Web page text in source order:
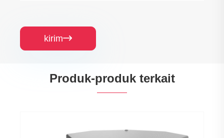
kirim
Produk-produk terkait